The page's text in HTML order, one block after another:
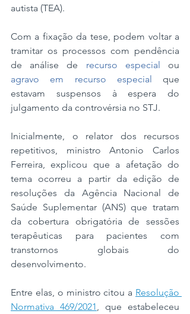
autista (TEA).
Com a fixação da tese, podem voltar a
tramitar os processos com pendência
de análise de recurso especial
agravo em recurso especial que
estavam suspensos à espera do
julgamento da controvérsia no STJ.
Inicialmente, o relator dos recursos
repetitivos, ministro Antonio Carlos
Ferreira, explicou que a afetação do
tema ocorreu a partir da edição de
resoluções da Agência Nacional de
Saúde Suplementar (ANS) que tratam
da cobertura obrigatória de sessões
terapêuticas para pacientes com
transtornos globais do
desenvolvimento.
Entre elas, o ministro citou a Resolução
Normativa 469/2021, que estabeleceu